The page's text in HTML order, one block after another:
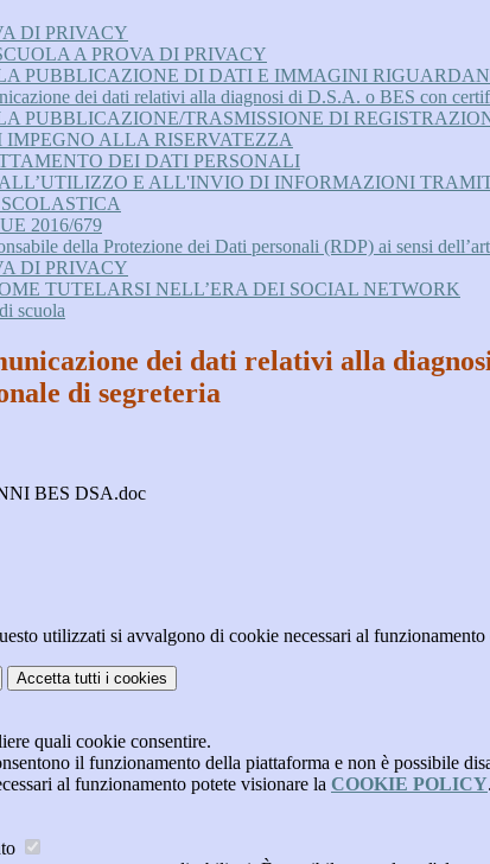
DI PRIVACY
A PROVA DI PRIVACY
PUBBLICAZIONE DI DATI E IMMAGINI
dei dati relativi alla diagnosi di D.S.A. o BES con
PUBBLICAZIONE/TRASMISSIONE DI
ALLA RISERVATEZZA
DEI DATI PERSONALI
E ALL'INVIO DI INFORMAZIONI
2016/679
della Protezione dei Dati personali (RDP) ai sensi
DI PRIVACY
TUTELARSI NELL’ERA DEI SOCIAL NETWORK
scuola
dei dati relativi alla
di segreteria
BES DSA.doc
utilizzati si avvalgono di cookie necessari al
Accetta tutti i cookies
quali cookie consentire.
il funzionamento della piattaforma e non è possibile
al funzionamento potete visionare la COOKIE POLICY.